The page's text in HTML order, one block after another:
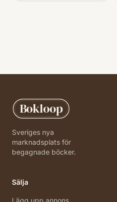
Bokloop
Sveriges nya
marknadsplats för
begagnade böcker.
Sälja
Lägg upp annons